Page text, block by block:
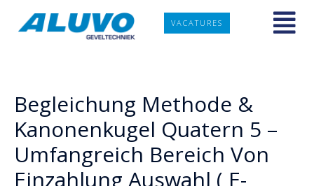
VACATURES
Begleichung Methode &
Kanonenkugel Quatern 5 –
Umfangreich Bereich Von
Einzahlung Auswahl ( E-